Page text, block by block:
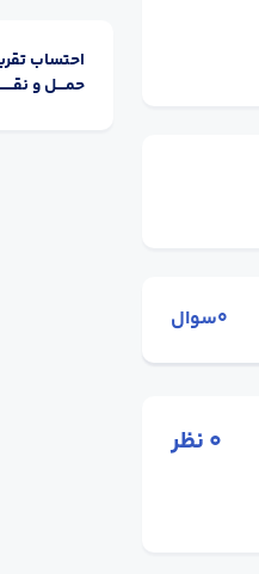
0سوال
0نظر
احتساب
حمــــل و